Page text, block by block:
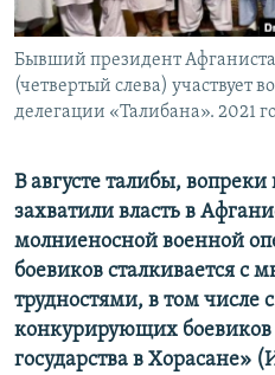
Все сайты RFE/RL
Бывший президент
(четвертый слева) участвует
делегации «Талибана». 2021
В августе талибы,
захватили власть в
молниеносной военной
боевиков сталкивается с
трудностями, в том числе
конкурирующих боевиков
государства в Хорасане»